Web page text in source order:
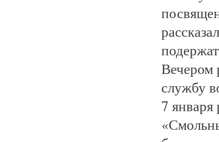
Вечером
службу
7 января